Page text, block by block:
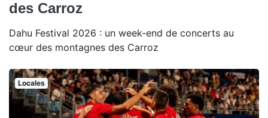
des Carroz
Dahu Festival 2026 : un week-end de concerts au
cœur des montagnes des Carroz
Locales